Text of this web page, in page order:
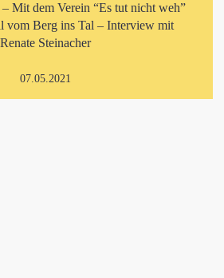
Mit dem Verein “Es tut nicht weh”
vom Berg ins Tal – Interview mit
Renate Steinacher
07.05.2021